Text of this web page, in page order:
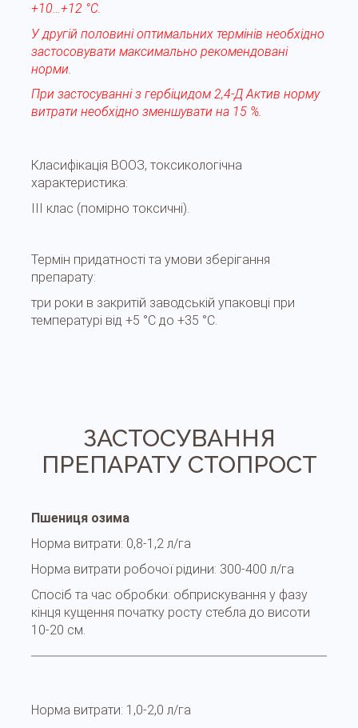
+10…+12 °С.
У другій половині оптимальних термінів необхідно
застосовувати максимально рекомендовані
норми.
При застосуванні з гербіцидом 2,4-Д Актив норму
витрати необхідно зменшувати на 15 %.
Класифікація ВООЗ, токсикологічна
характеристика:
ІІІ клас (помірно токсичні).
Термін придатності та умови зберігання
препарату:
три роки в закритій заводській упаковці при
температурі від +5 °С до +35 °С.
ЗАСТОСУВАННЯ
ПРЕПАРАТУ СТОПРОСТ
Пшениця озима
Норма витрати: 0,8-1,2 л/га
Норма витрати робочої рідини: 300-400 л/га
Спосіб та час обробки: обприскування у фазу
кінця кущення початку росту стебла до висоти
10-20 см.
Норма витрати: 1,0-2,0 л/га